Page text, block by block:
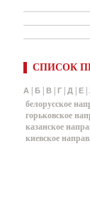
СПИСОК
А Б В Г Д Е
белорусское
горьковское
казанское
киевское